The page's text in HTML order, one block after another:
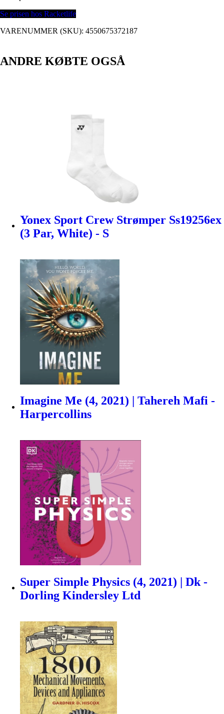
Se prisen hos Racketlife
VARENUMMER (SKU): 4550675372187
ANDRE KØBTE OGSÅ
Yonex Sport Crew Strømper Ss19256ex
(3 Par, White) - S
Imagine Me (4, 2021) | Tahereh Mafi -
Harpercollins
Super Simple Physics (4, 2021) | Dk -
Dorling Kindersley Ltd